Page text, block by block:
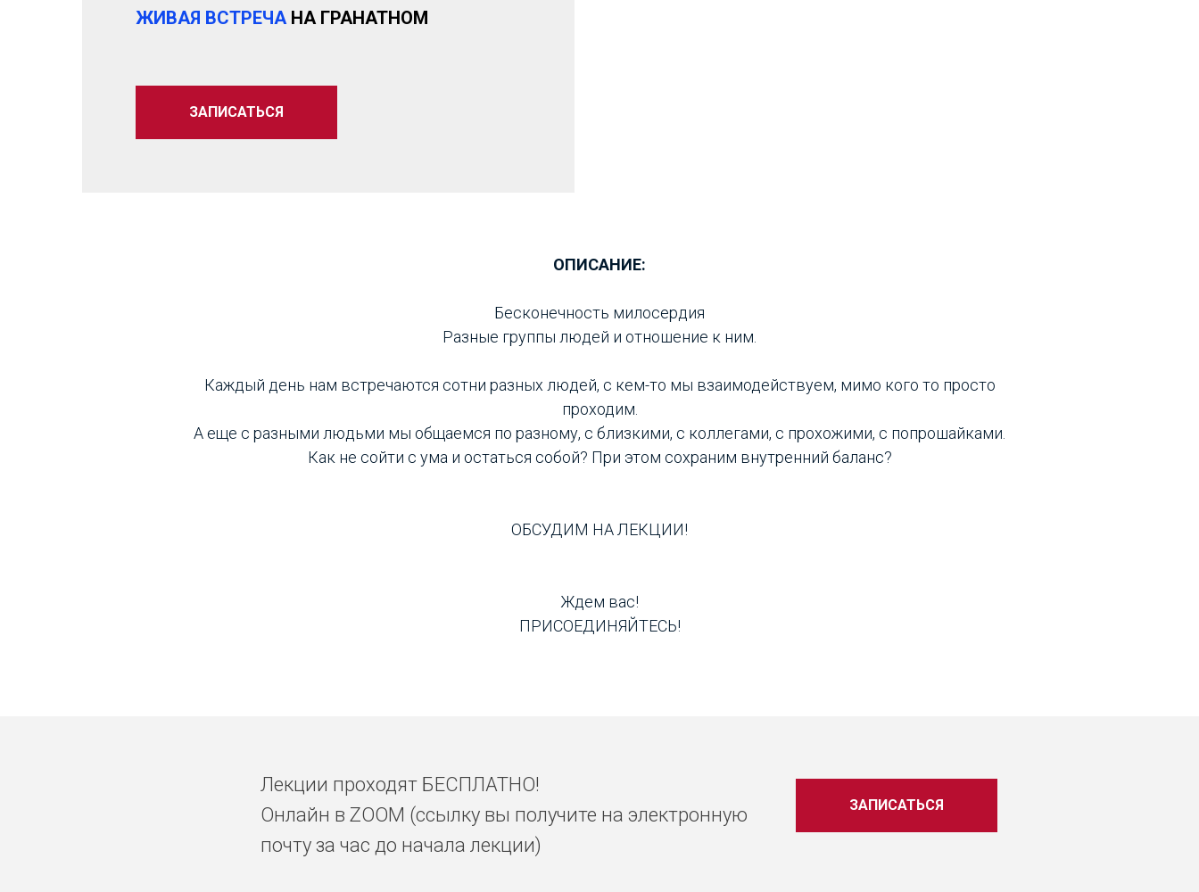
ЖИВАЯ ВСТРЕЧАНА ГРАНАТНОМ
ЗАПИСАТЬСЯ
ОПИСАНИЕ:
Бесконечность милосердия
Разные группы людей и отношение к ним.
Каждый день нам встречаются сотни разных людей, с кем-то мы взаимодействуем, мимо кого то просто
проходим.
А еще с разными людьми мы общаемся по разному, с близкими, с коллегами, с прохожими, с попрошайками.
Как не сойти с ума и остаться собой? При этом сохраним внутренний баланс?
ОБСУДИМ НА ЛЕКЦИИ!
Ждем вас!
ПРИСОЕДИНЯЙТЕСЬ!
Лекции проходят БЕСПЛАТНО!
Онлайн в ZOOM (ссылку вы получите на электронную
почту за час до начала лекции)
ЗАПИСАТЬСЯ